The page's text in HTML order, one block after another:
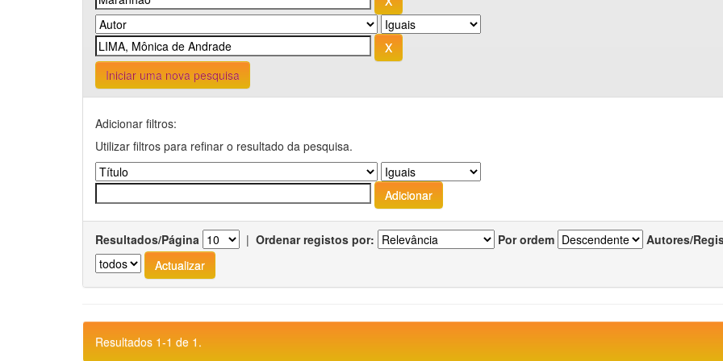
Iniciar uma nova pesquisa
Adicionar filtros:
Utilizar filtros para refinar o resultado da pesquisa.
Resultados/Página | Ordenar registos por: Por ordem Autores/
Resultados 1-1 de 1.